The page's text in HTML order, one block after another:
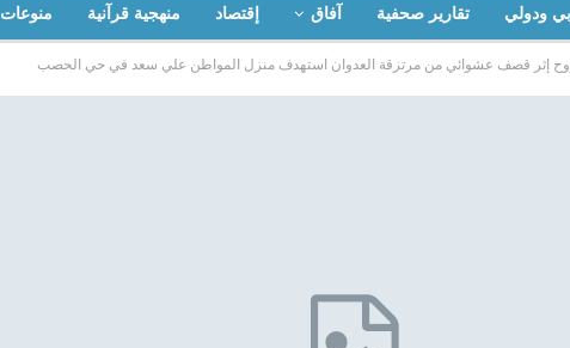
ودولي تقارير صحفية آفاق إقتصاد منهجية قرآنية منوعات
إثر قصف عشوائي من مرتزقة العدوان استهدف منزل المواطن علي سعد في حي الحصب